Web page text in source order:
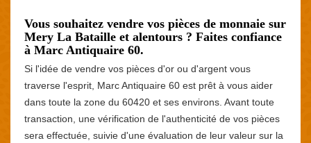
Vous souhaitez vendre vos pièces de monnaie sur
Mery La Bataille et alentours ? Faites confiance
à Marc Antiquaire 60.
Si l'idée de vendre vos pièces d'or ou d'argent vous
traverse l'esprit, Marc Antiquaire 60 est prêt à vous aider
dans toute la zone du 60420 et ses environs. Avant toute
transaction, une vérification de l'authenticité de vos pièces
sera effectuée, suivie d'une évaluation de leur valeur sur la